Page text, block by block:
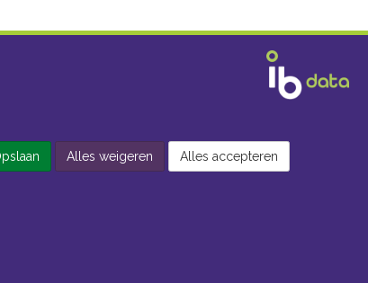
Alles weigeren Alles accepteren